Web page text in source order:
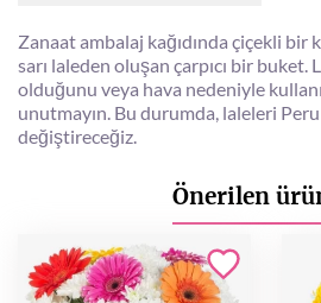
Zanaat ambalaj kağıdında çiçekli bir
sarı laleden oluşan çarpıcı bir
olduğunu veya hava nedeniyle
unutmayın. Bu durumda, laleleri
değiştireceğiz.
Önerilen